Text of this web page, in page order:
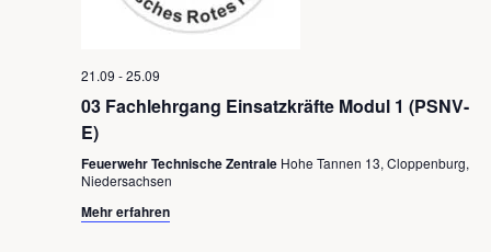
21.09 -25.09
03 Fachlehrgang Einsatzkräfte Modul 1 (PSNV-
E)
Feuerwehr Technische Zentrale Hohe Tannen 13, Cloppenburg,
Niedersachsen
Mehr erfahren